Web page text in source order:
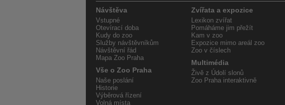
Návštěva
Vstupné
Otevírací doba
Kudy do zoo
Služby návštěvníkům
Návštěvní řád
Mapa Zoo Praha
Vše o Zoo Praha
Naše poslání
Historie
Výběrová řízení
Volná místa
Zvířata a expozice
Lexikon zvířat
Pomáháme jim přežít
Kam v zoo
Expozice mimo areál zoo
Zoo v číslech
Multimédia
Živě z Údolí slonů
Zoo Praha interaktivně